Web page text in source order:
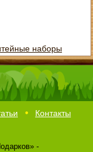
наборы
Контакты
-